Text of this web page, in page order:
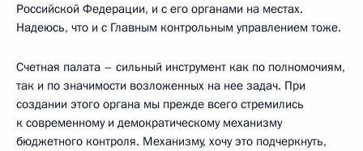
Российской Федерации, и с его органами на местах.
Надеюсь, что и с Главным контрольным управлением тоже.
Счетная палата – сильный инструмент как по полномочиям,
так и по значимости возложенных на нее задач. При
создании этого органа мы прежде всего стремились
к современному и демократическому механизму
бюджетного контроля. Механизму, хочу это подчеркнуть,